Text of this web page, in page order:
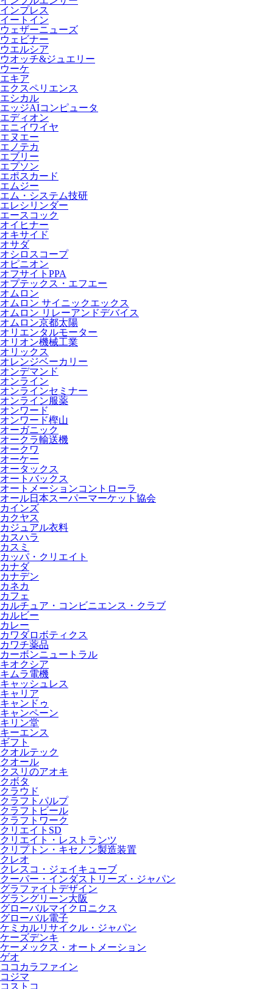
インプレス
イートイン
ウェザーニューズ
ウェビナー
ウエルシア
ウオッチ&ジュエリー
ウーケ
エキア
エクスペリエンス
エシカル
エッジAIコンピュータ
エディオン
エニイワイヤ
エヌエー
エノテカ
エブリー
エプソン
エポスカード
エムジー
エム・システム技研
エレシリンダー
エースコック
オイヒナー
オキサイド
オサダ
オシロスコープ
オピニオン
オフサイトPPA
オプテックス・エフエー
オムロン
オムロン サイニックエックス
オムロン リレーアンドデバイス
オムロン京都太陽
オリエンタルモーター
オリオン機械工業
オリックス
オレンジベーカリー
オンデマンド
オンライン
オンラインセミナー
オンライン服薬
オンワード
オンワード樫山
オーガニック
オークラ輸送機
オークワ
オーケー
オータックス
オートバックス
オートメーションコントローラ
オール日本スーパーマーケット協会
カインズ
カクヤス
カジュアル衣料
カスハラ
カスミ
カッパ・クリエイト
カナダ
カナデン
カネカ
カフェ
カルチュア・コンビニエンス・クラブ
カルビー
カレー
カワダロボティクス
カワチ薬品
カーボンニュートラル
キオクシア
キムラ電機
キャッシュレス
キャリア
キャンドゥ
キャンペーン
キリン堂
キーエンス
ギフト
クオルテック
クオール
クスリのアオキ
クボタ
クラウド
クラフトパルプ
クラフトビール
クラフトワーク
クリエイトSD
クリエイト・レストランツ
クリプトン・キセノン製造装置
クレオ
クレスコ・ジェイキューブ
クーパー・インダストリーズ・ジャパン
グラファイトデザイン
グラングリーン大阪
グローバルマイクロニクス
グローバル電子
ケミカルリサイクル・ジャパン
ケーズデンキ
ケーメックス・オートメーション
ゲオ
ココカラファイン
コジマ
コストコ